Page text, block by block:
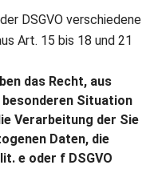
DSGVO verschiedene
Art. 15 bis 18 und 21
das Recht, aus
besonderen Situation
Verarbeitung der Sie
Daten, die
e oder f DSGVO